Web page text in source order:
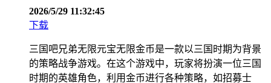
2026/5/29 11:32:45
下载
三国吧兄弟无限元宝无限金币是一款以三国时期为背景
的策略战争游戏。在这个游戏中，玩家将扮演一位三国
时期的英雄角色，利用金币进行各种策略，如招募士